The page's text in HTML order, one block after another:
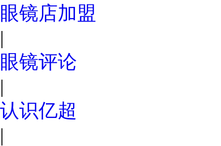
眼镜店加盟
|
眼镜评论
|
认识亿超
|